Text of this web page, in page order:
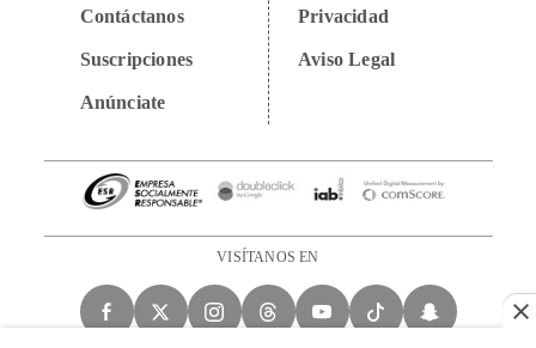
Contáctanos
Suscripciones
Anúnciate
Privacidad
Aviso Legal
VISÍTANOS EN